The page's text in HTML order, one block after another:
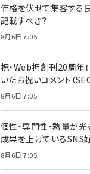
価格を伏せて集客する
記載すべき？
8月6日 7:05
祝・Web担創刊20周年
いたお祝いコメント（
8月6日 7:05
個性・専門性・熱量が
成果を上げているSNS
8月6日 7:05